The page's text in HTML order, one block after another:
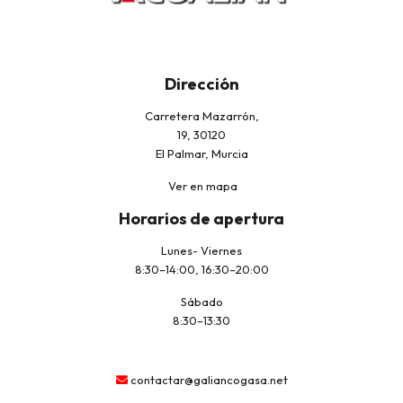
Dirección
Carretera Mazarrón,
19, 30120
El Palmar, Murcia
Ver en mapa
Horarios de apertura
Lunes- Viernes
8:30–14:00, 16:30–20:00
Sábado
8:30–13:30
contactar@galiancogasa.net